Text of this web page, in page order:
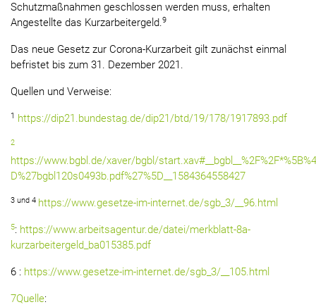
Schutzmaßnahmen geschlossen werden muss, erhalten
Angestellte das Kurzarbeitergeld.9
Das neue Gesetz zur Corona-Kurzarbeit gilt zunächst einmal
befristet bis zum 31. Dezember 2021.
Quellen und Verweise:
1 https://dip21.bundestag.de/dip21/btd/19/178/1917893.pdf
2
https://www.bgbl.de/xaver/bgbl/
D%27bgbl120s0493b.pdf%27%5D__1584364558427
3 und 4 https://www.gesetze-im-internet.de/sgb_3/__96.html
5: https://www.arbeitsagentur.de/datei/merkblatt-8a-
kurzarbeitergeld_ba015385.pdf
6 : https://www.gesetze-im-internet.de/sgb_3/__105.html
7Quelle: